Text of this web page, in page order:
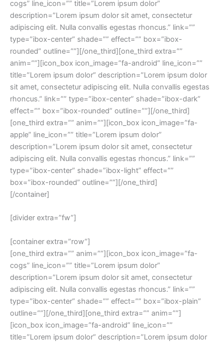
cogs” line_icon=”” title=”Lorem ipsum dolor”
description=”Lorem ipsum dolor sit amet, consectetur
adipiscing elit. Nulla convallis egestas rhoncus.” link=””
type=”ibox-center” shade=”” effect=”” box=”ibox-
rounded” outline=””][/one_third][one_third extra=””
anim=””][icon_box icon_image=”fa-android” line_icon=””
title=”Lorem ipsum dolor” description=”Lorem ipsum dolor
sit amet, consectetur adipiscing elit. Nulla convallis egestas
rhoncus.” link=”” type=”ibox-center” shade=”ibox-dark”
effect=”” box=”ibox-rounded” outline=””][/one_third]
[one_third extra=”” anim=””][icon_box icon_image=”fa-
apple” line_icon=”” title=”Lorem ipsum dolor”
description=”Lorem ipsum dolor sit amet, consectetur
adipiscing elit. Nulla convallis egestas rhoncus.” link=””
type=”ibox-center” shade=”ibox-light” effect=””
box=”ibox-rounded” outline=””][/one_third]
[/container]
[divider extra=”fw”]
[container extra=”row”]
[one_third extra=”” anim=””][icon_box icon_image=”fa-
cogs” line_icon=”” title=”Lorem ipsum dolor”
description=”Lorem ipsum dolor sit amet, consectetur
adipiscing elit. Nulla convallis egestas rhoncus.” link=””
type=”ibox-center” shade=”” effect=”” box=”ibox-plain”
outline=””][/one_third][one_third extra=”” anim=””]
[icon_box icon_image=”fa-android” line_icon=””
title=”Lorem ipsum dolor” description=”Lorem ipsum dolor